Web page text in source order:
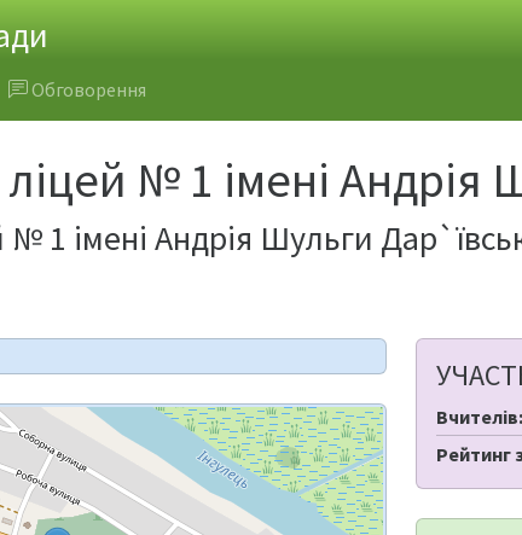
Обговорення
№ 1 імені Андрія
1 імені Андрія Шульги
Вчителів:
Рейтинг